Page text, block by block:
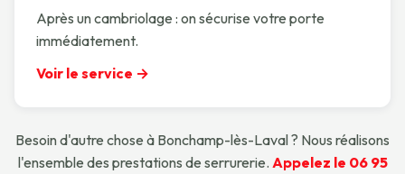
Après un cambriolage : on sécurise votre porte
immédiatement.
Voir le service →
Besoin d'autre chose à Bonchamp-lès-Laval ? Nous réalisons
l'ensemble des prestations de serrurerie. Appelez le 06 95